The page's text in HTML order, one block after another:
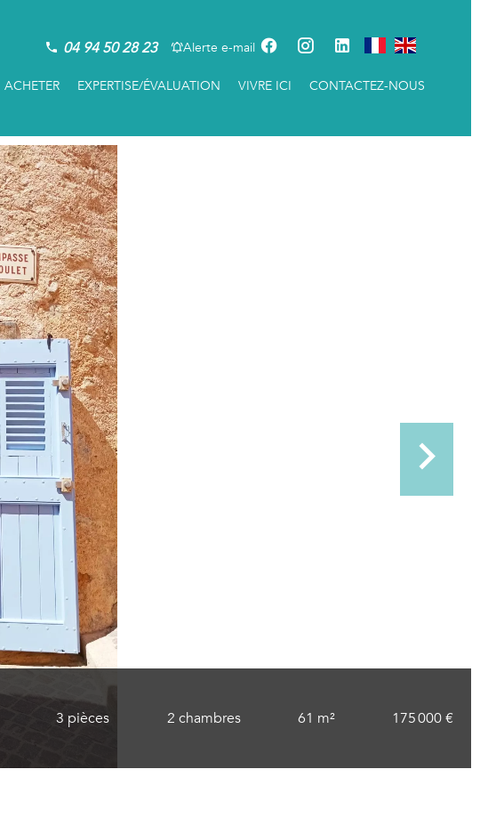
04 94 50 28 23 Alerte e-mail
ACHETER EXPERTISE/ÉVALUATION VIVRE ICI CONTACTEZ-NOUS
3 pièces 2 chambres 61 m² 175 000 €